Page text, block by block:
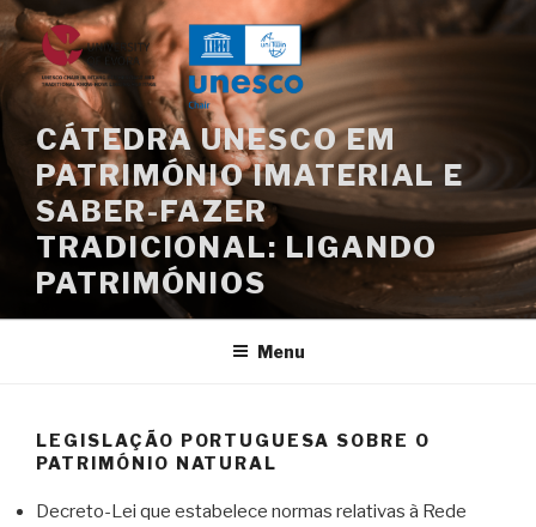
Saltar
para
conteúdo
CÁTEDRA UNESCO EM
PATRIMÓNIO IMATERIAL E
SABER-FAZER
TRADICIONAL: LIGANDO
PATRIMÓNIOS
Menu
LEGISLAÇÃO PORTUGUESA SOBRE O
PATRIMÓNIO NATURAL
Decreto-Lei que estabelece normas relativas à Rede